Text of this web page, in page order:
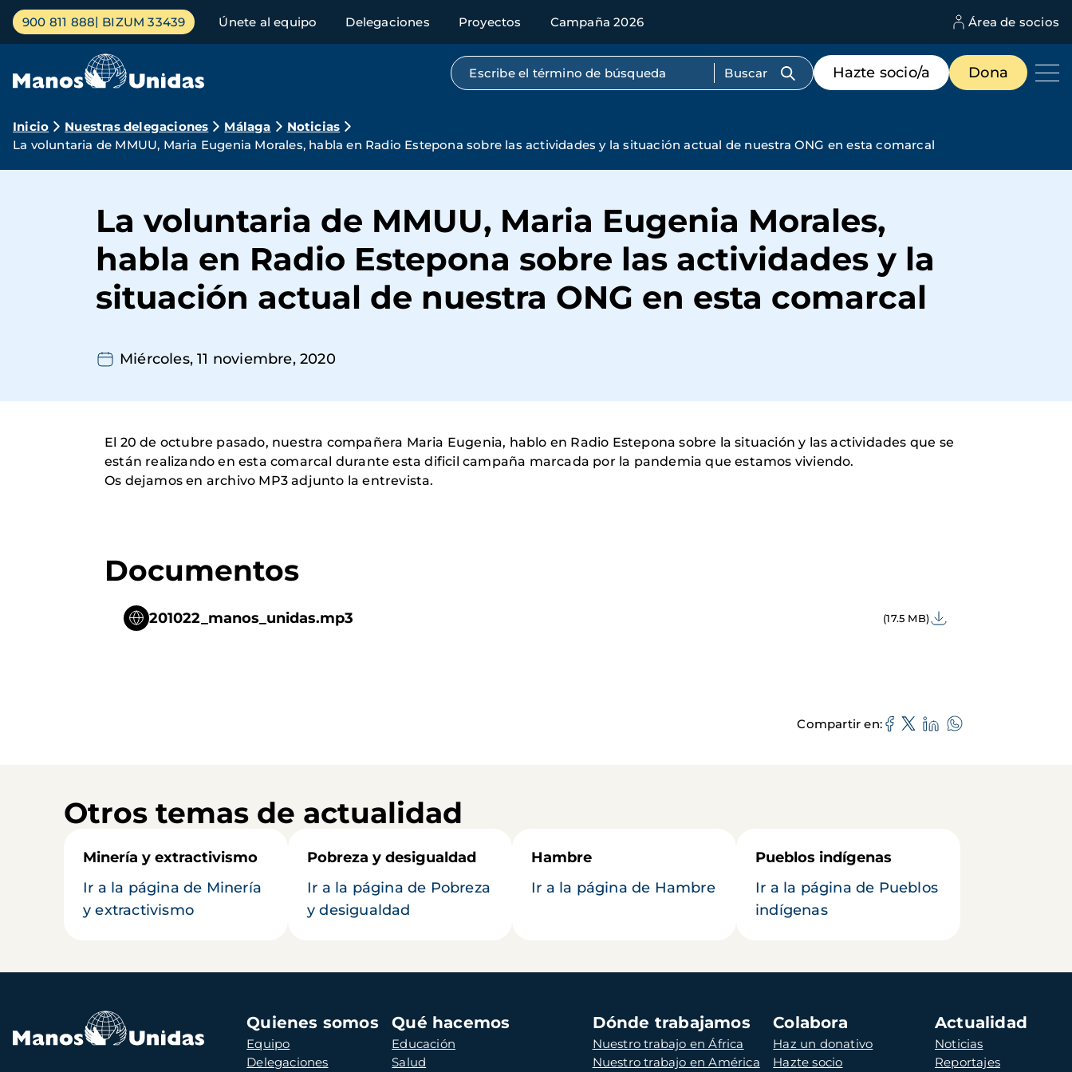
Pasar
contenido
Menú
principal
900 811 888 BIZUM 33439 Únete al equipo Delegaciones Proyectos Campaña 2026 Área de socios
Búsqueda por texto completo
Menú
de
destacados
Hazte socio/a Dona
Ruta
de
Inicio Nuestras delegaciones Málaga
Noticias
La voluntaria de MMUU, Maria Eugenia Morales, habla en Radio Estepona sobre las actividades y la situación actual de nuestra ONG en esta comarcal
La voluntaria de MMUU, Maria Eugenia Morales,
habla en Radio Estepona sobre las actividades y la
situación actual de nuestra ONG en esta comarcal
Miércoles, 11 noviembre, 2020
El 20 de octubre pasado, nuestra compañera Maria Eugenia, hablo en Radio Estepona sobre la situación y las actividades que se
están realizando en esta comarcal durante esta dificil campaña marcada por la pandemia que estamos viviendo.
Os dejamos en archivo MP3 adjunto la entrevista.
Documentos
201022_manos_unidas.mp3 (17.5 MB)
Compartir en
Otros temas de actualidad
Minería y extractivismo
Ir a la página de Minería
y extractivismo
Pobreza y desigualdad
Ir a la página de Pobreza
y desigualdad
Hambre
Ir a la página de Hambre
Pueblos indígenas
Ir a la página de Pueblos
indígenas
Navegación
principal
Quienes somos
Equipo
Delegaciones
Qué hacemos
Educación
Salud
Dónde trabajamos
Nuestro trabajo en África
Nuestro trabajo en América
Colabora
Haz un donativo
Hazte socio
Actualidad
Noticias
Reportajes